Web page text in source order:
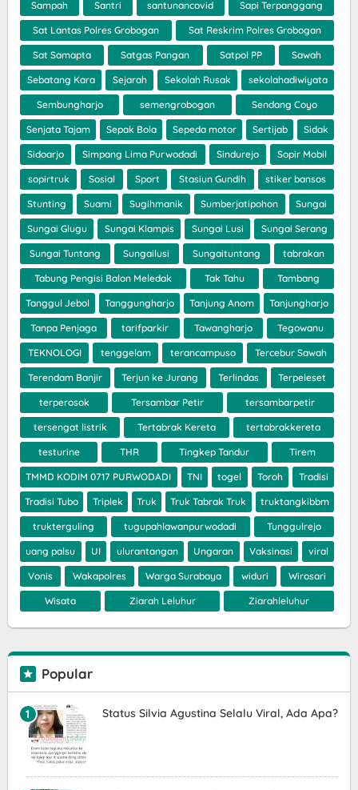
Sampah Santri santunancovid Sapi Terpanggang
Sat Lantas Polres Grobogan Sat Reskrim Polres Grobogan
Sat Samapta Satgas Pangan Satpol PP Sawah
Sebatang Kara Sejarah Sekolah Rusak sekolahadiwiyata
Sembungharjo semengrobogan Sendang Coyo
Senjata Tajam Sepak Bola Sepeda motor Sertijab Sidak
Sidoarjo Simpang Lima Purwodadi Sindurejo Sopir Mobil
sopirtruk Sosial Sport Stasiun Gundih stiker bansos
Stunting Suami Sugihmanik Sumberjatipohon Sungai
Sungai Glugu Sungai Klampis Sungai Lusi Sungai Serang
Sungai Tuntang Sungailusi Sungaituntang tabrakan
Tabung Pengisi Balon Meledak Tak Tahu Tambang
Tanggul Jebol Tanggungharjo Tanjung Anom Tanjungharjo
Tanpa Penjaga tarifparkir Tawangharjo Tegowanu
TEKNOLOGI tenggelam terancampuso Tercebur Sawah
Terendam Banjir Terjun ke Jurang Terlindas Terpeleset
terperosok Tersambar Petir tersambarpetir
tersengat listrik Tertabrak Kereta tertabrakkereta
testurine THR Tingkep Tandur Tirem
TMMD KODIM 0717 PURWODADI TNI togel Toroh Tradisi
Tradisi Tubo Triplek Truk Truk Tabrak Truk truktangkibbm
trukterguling tugupahlawanpurwodadi Tunggulrejo
uang palsu UI ulurantangan Ungaran Vaksinasi viral
Vonis Wakapolres Warga Surabaya widuri Wirosari
Wisata Ziarah Leluhur Ziarahleluhur
Popular
Status Silvia Agustina Selalu Viral, Ada Apa?